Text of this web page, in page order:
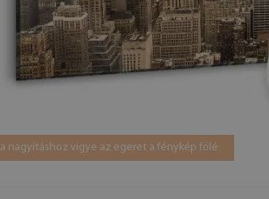
a nagyításhoz vigye az egeret a fénykép fölé